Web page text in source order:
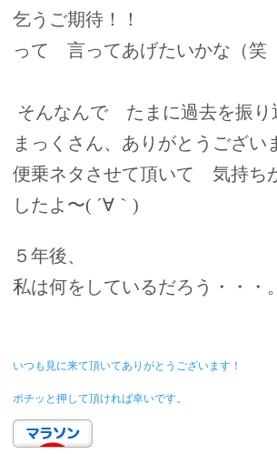
乞うご期待！！
って 言ってあげたいかな（笑
そんなんで たまに過去を振り
まっくさん、ありがとうござい
便乗ネタさせて頂いて 気持ち
したよ〜( ´∀｀)
５年後、
私は何をしているだろう・・・。
いつも見に来て頂いてありがとうございます！
ポチッと押して頂ければ幸いです。